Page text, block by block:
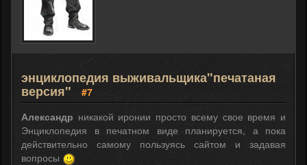
энциклопедия выживальщика"печатаная
версия"
#7
Александр никакой иронии просто всему свое время и
Энциклопедия в печатном виде планируется, а пока
действительно самому пользуясь сайтом и задавая
вопросы